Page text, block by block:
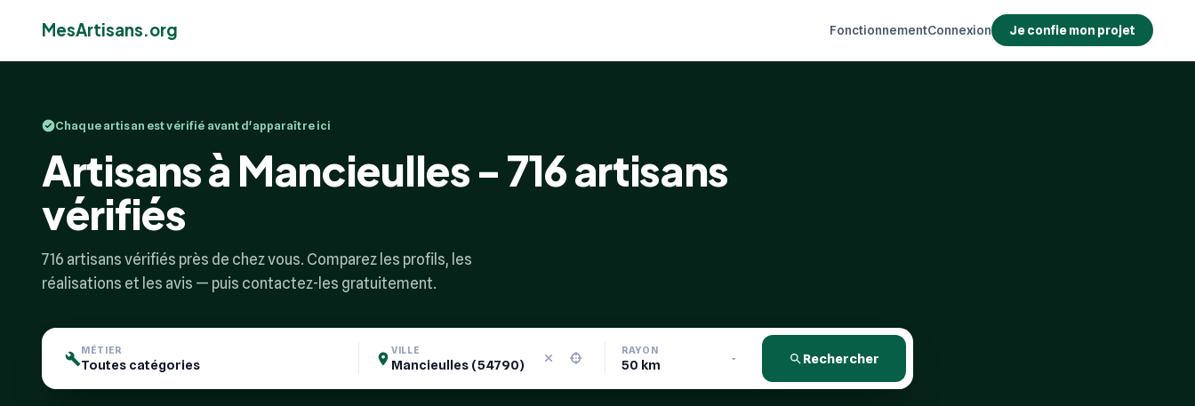
MesArtisans.org FonctionnementConnexion Je confie mon projet
Chaque artisan est vérifié avant d'apparaître ici
Artisans à Mancieulles - 716 artisans
vérifiés
716 artisans vérifiés près de chez vous. Comparez les profils, les
réalisations et les avis — puis contactez-les gratuitement.
MÉTIER VILLE RAYON
Rechercher